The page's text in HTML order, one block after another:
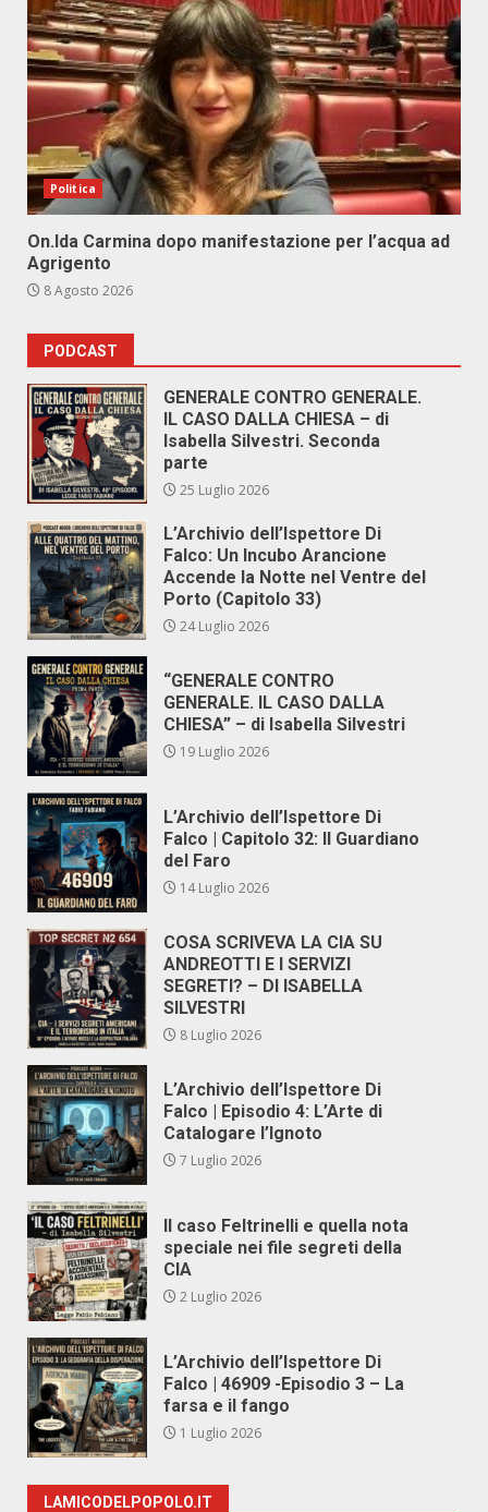
Politica
On.Ida Carmina dopo manifestazione per l’acqua ad
Agrigento
8 Agosto 2026
PODCAST
GENERALE CONTRO GENERALE.
IL CASO DALLA CHIESA – di
Isabella Silvestri. Seconda
parte
25 Luglio 2026
L’Archivio dell’Ispettore Di
Falco: Un Incubo Arancione
Accende la Notte nel Ventre del
Porto (Capitolo 33)
24 Luglio 2026
“GENERALE CONTRO
GENERALE. IL CASO DALLA
CHIESA” – di Isabella Silvestri
19 Luglio 2026
L’Archivio dell’Ispettore Di
Falco | Capitolo 32: Il Guardiano
del Faro
14 Luglio 2026
COSA SCRIVEVA LA CIA SU
ANDREOTTI E I SERVIZI
SEGRETI? – DI ISABELLA
SILVESTRI
8 Luglio 2026
L’Archivio dell’Ispettore Di
Falco | Episodio 4: L’Arte di
Catalogare l’Ignoto
7 Luglio 2026
Il caso Feltrinelli e quella nota
speciale nei file segreti della
CIA
2 Luglio 2026
L’Archivio dell’Ispettore Di
Falco | 46909 -Episodio 3 – La
farsa e il fango
1 Luglio 2026
LAMICODELPOPOLO.IT